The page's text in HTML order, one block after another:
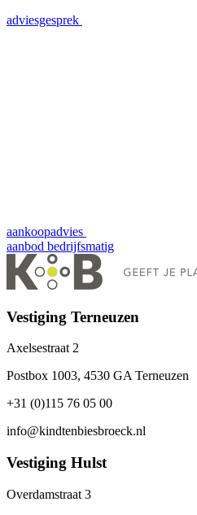
adviesgesprek
aankoopadvies
aanbod bedrijfsmatig
Vestiging Terneuzen
Axelsestraat 2
Postbox 1003, 4530 GA Terneuzen
+31 (0)115 76 05 00
info@kindtenbiesbroeck.nl
Vestiging Hulst
Overdamstraat 3